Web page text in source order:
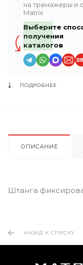
на тренажеры и
Matrix
Выберите
получения
каталогов
ПОДРОБНЕЕ
ОПИСАНИЕ
Штанга
НАЗАД К СПИСКУ